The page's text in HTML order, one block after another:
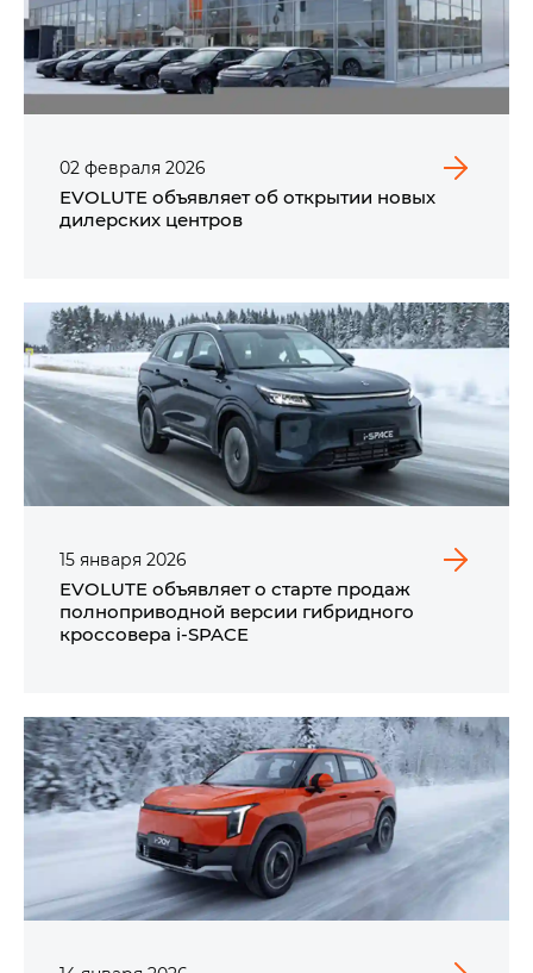
02 февраля 2026
EVOLUTE объявляет об открытии новых
дилерских центров
15 января 2026
EVOLUTE объявляет о старте продаж
полноприводной версии гибридного
кроссовера i‑SPACE